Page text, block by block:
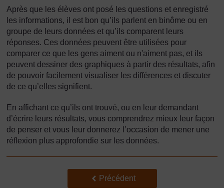
Après que les élèves ont posé les questions et enregistré
les informations, il est bon qu’ils parlent en binôme ou en
groupe de leurs données et qu’ils comparent leurs
réponses. Ces données peuvent être utilisées pour
comparer ce que les gens aiment ou n'aiment pas, et ils
peuvent dessiner des graphiques à partir des résultats, afin
de pouvoir facilement visualiser les différences et discuter
de ce qu’elles signifient.
En affichant ce qu’ils ont trouvé, ou en leur demandant
d’écrire leurs résultats, vous comprendrez mieux leur façon
de penser et vous leur donnerez l’occasion de mener une
réflexion plus approfondie sur les données.
Précédent
Précédent